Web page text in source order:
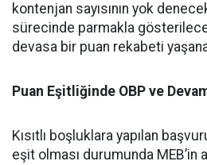
kontenjan sayısının yok
sürecinde parmakla
devasa bir puan rekabeti
Puan Eşitliğinde OBP ve
Kısıtlı boşluklara yapılan
eşit olması durumunda